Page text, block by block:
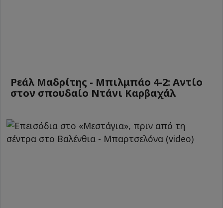
Ρεάλ Μαδρίτης - Μπιλμπάο 4-2: Αντίο
στον σπουδαίο Ντάνι Καρβαχάλ